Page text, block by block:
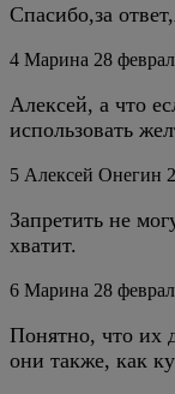
Спасибо,за
4 Марина 28
Алексей, а что
использовать
5 Алексей Онегин
Запретить не
хватит.
6 Марина 28
Понятно, что их
они также, как